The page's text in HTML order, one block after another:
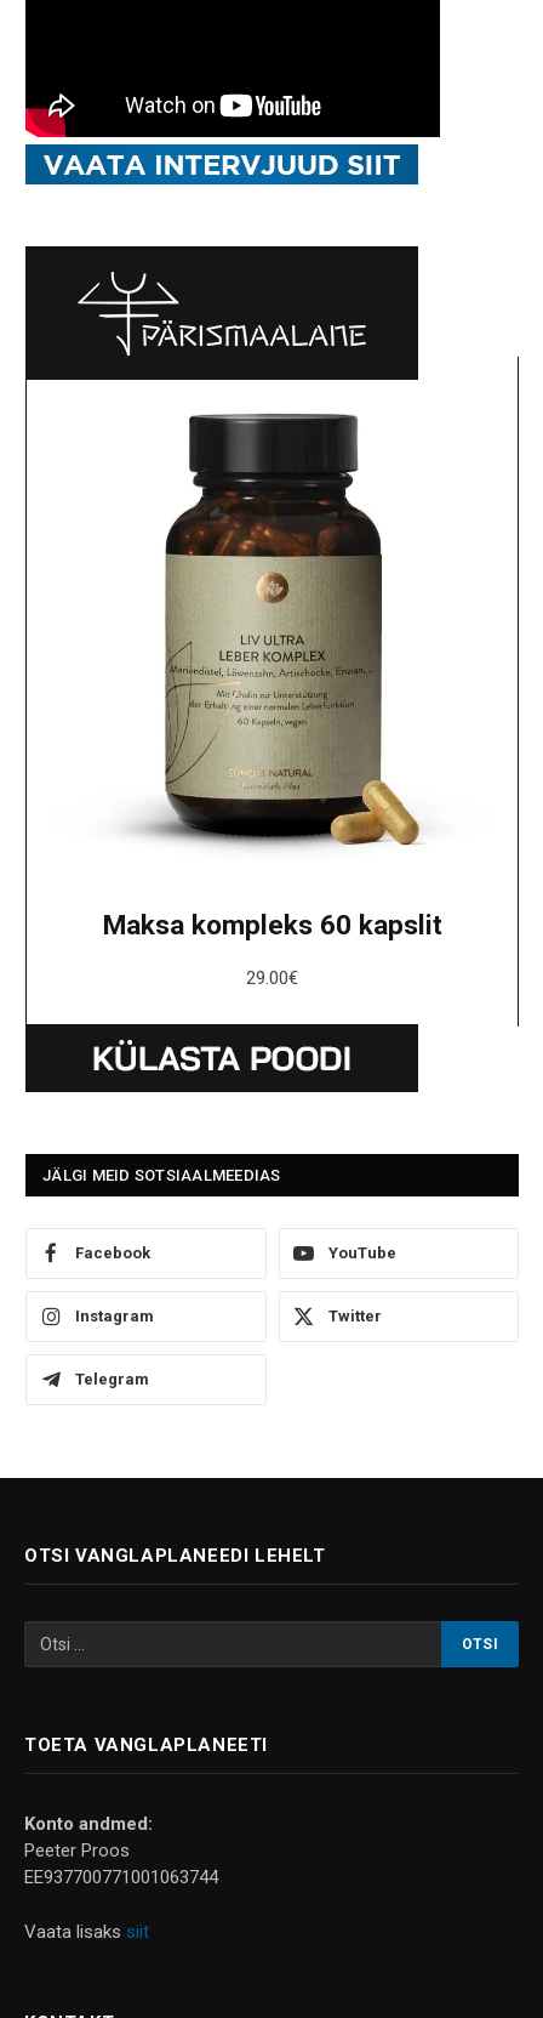
Maksa kompleks 60 kapslit
29.00€
JÄLGI MEID SOTSIAALMEEDIAS
Facebook YouTube
Instagram Twitter
Telegram
OTSI VANGLAPLANEEDI LEHELT
TOETA VANGLAPLANEETI
Konto andmed:
Peeter Proos
EE937700771001063744
Vaata lisaks siit